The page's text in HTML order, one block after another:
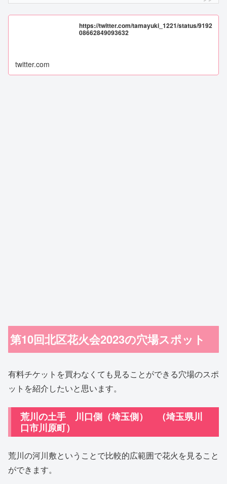
https://twitter.com/tamayuki_1221/status/9192
08662849093632
twitter.com
第10回北区花火会2023の穴場スポット
有料チケットを買わなくても見ることができる穴場のスポ
ットを紹介したいと思います。
荒川の土手 川口側（埼玉側） （埼玉県川
口市川原町）
荒川の河川敷ということで比較的広範囲で花火を見ること
ができます。